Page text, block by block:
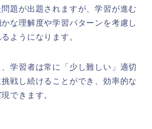
題が出題されますが、学習が進む
な理解度や学習パターンを考慮し
ようになります。
学習者は常に「少し難しい」適切
戦し続けることができ、効率的な
できます。